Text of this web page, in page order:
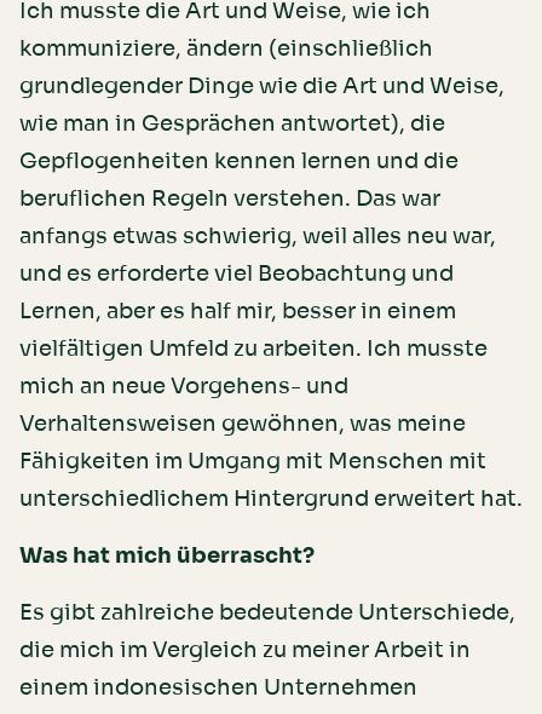
Ich musste die Art und Weise, wie ich
kommuniziere, ändern (einschließlich
grundlegender Dinge wie die Art und Weise,
wie man in Gesprächen antwortet), die
Gepflogenheiten kennen lernen und die
beruflichen Regeln verstehen. Das war
anfangs etwas schwierig, weil alles neu war,
und es erforderte viel Beobachtung und
Lernen, aber es half mir, besser in einem
vielfältigen Umfeld zu arbeiten. Ich musste
mich an neue Vorgehens- und
Verhaltensweisen gewöhnen, was meine
Fähigkeiten im Umgang mit Menschen mit
unterschiedlichem Hintergrund erweitert hat.
Was hat mich überrascht?
Es gibt zahlreiche bedeutende Unterschiede,
die mich im Vergleich zu meiner Arbeit in
einem indonesischen Unternehmen